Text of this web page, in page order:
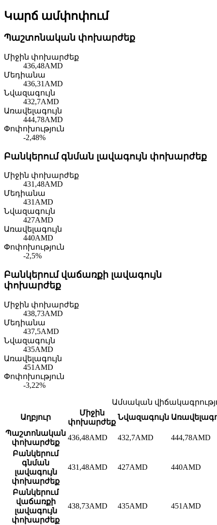
Կարճ ամփոփում
Պաշտոնական փոխարժեք
Միջին փոխարժեք
436,48AMD
Մեդիանա
436,31 AMD
Նվազագույն
432,7AMD
Առավելագույն
444,78AMD
Փոփոխություն
-2,48%
Բանկերում գնման լավագույն փոխարժեք
Միջին փոխարժեք
431,48AMD
Մեդիանա
431 AMD
Նվազագույն
427AMD
Առավելագույն
440AMD
Փոփոխություն
-2,5%
Բանկերում վաճառքի լավագույն
փոխարժեք
Միջին փոխարժեք
438,73AMD
Մեդիանա
437,5AMD
Նվազագույն
435AMD
Առավելագույն
451 AMD
Փոփոխություն
-3,22%
Ամսական
Աղբյուր
Միջին
փոխարժեք
Նվազագույն
Պաշտոնական
փոխարժեք
436,48AMD 432,7AMD 444,78AMD
Բանկերում
գնման
լավագույն
փոխարժեք
431,48AMD 427AMD 440AMD
Բանկերում
վաճառքի
լավագույն
փոխարժեք
438,73AMD 435AMD 451 AMD